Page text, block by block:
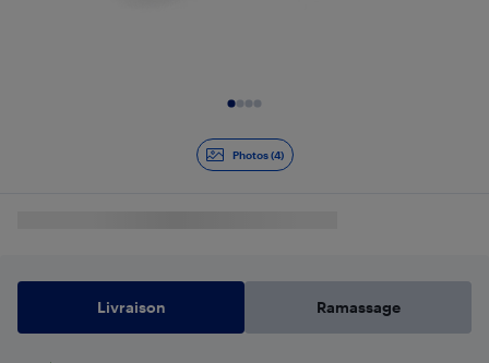
Photos (4)
Livraison Ramassage